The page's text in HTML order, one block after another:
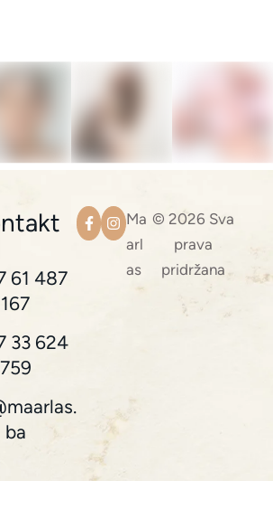
61 487
167
33 624
759
ba
Ma
arl
as
© 2026 Sva
prava
pridržana